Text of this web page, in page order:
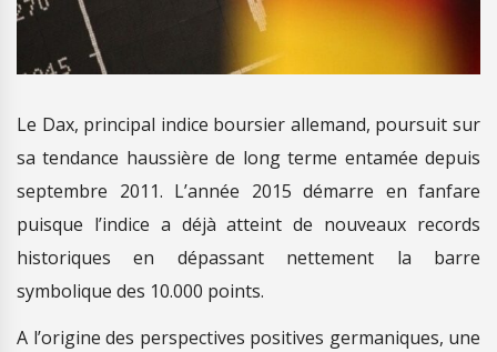
Le Dax, principal indice boursier allemand, poursuit sur
sa tendance haussière de long terme entamée depuis
septembre 2011. L’année 2015 démarre en fanfare
puisque l’indice a déjà atteint de nouveaux records
historiques en dépassant nettement la barre
symbolique des 10.000 points.
A l’origine des perspectives positives germaniques, une